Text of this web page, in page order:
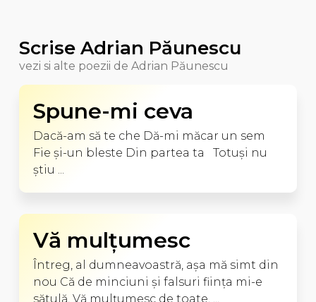
Scrise Adrian Păunescu
vezi si alte poezii de Adrian Păunescu
Spune-mi ceva
Dacă-am să te che Dă-mi măcar un sem
Fie şi-un bleste Din partea ta Totuşi nu
ştiu ...
Vă mulţumesc
Întreg, al dumneavoastră, aşa mă simt din
nou Că de minciuni şi falsuri fiinţa mi-e
sătulă, Vă mulţumesc de toate, ...